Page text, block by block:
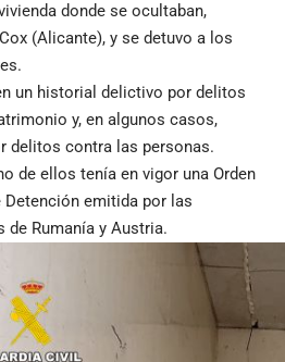
donde se ocultaban,
(Alicante), y se detuvo a los
un historial delictivo por delitos
y, en algunos casos,
delitos contra las personas.
de ellos tenía en vigor una Orden
Detención emitida por las
de Rumanía y Austria.